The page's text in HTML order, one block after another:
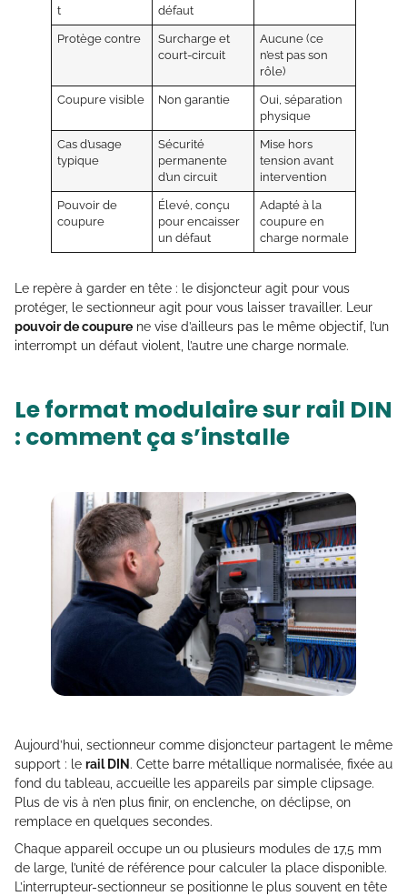
t
défaut
Protège contre
Surcharge et
court-circuit
Aucune (ce
n’est pas son
rôle)
Coupure visible Non garantie
Oui, séparation
physique
Cas d’usage
typique
Sécurité
permanente
d’un circuit
Mise hors
tension avant
intervention
Pouvoir de
coupure
Élevé, conçu
pour encaisser
un défaut
Adapté à la
coupure en
charge normale
Le repère à garder en tête : le disjoncteur agit pour vous
protéger, le sectionneur agit pour vous laisser travailler. Leur
pouvoir de coupure ne vise d’ailleurs pas le même objectif, l’un
interrompt un défaut violent, l’autre une charge normale.
Le format modulaire sur rail DIN
: comment ça s’installe
Aujourd’hui, sectionneur comme disjoncteur partagent le même
support : le rail DIN . Cette barre métallique normalisée, fixée au
fond du tableau, accueille les appareils par simple clipsage.
Plus de vis à n’en plus finir, on enclenche, on déclipse, on
remplace en quelques secondes.
Chaque appareil occupe un ou plusieurs modules de 17,5 mm
de large, l’unité de référence pour calculer la place disponible.
L’interrupteur-sectionneur se positionne le plus souvent en tête